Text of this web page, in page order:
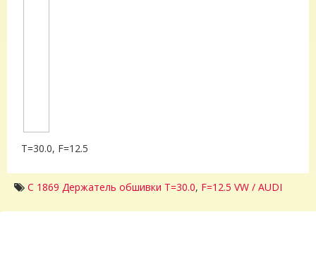
T=30.0, F=12.5
C 1869 Держатель обшивки T=30.0, F=12.5 VW / AUDI